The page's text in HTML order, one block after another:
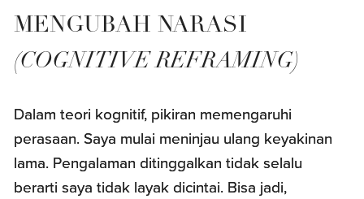
MENGUBAH NARASI
(COGNITIVE REFRAMING)
Dalam teori kognitif, pikiran memengaruhi
perasaan. Saya mulai meninjau ulang keyakinan
lama. Pengalaman ditinggalkan tidak selalu
berarti saya tidak layak dicintai. Bisa jadi,